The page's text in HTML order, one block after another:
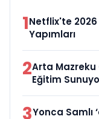
1Netflix'te 2026
Yapımları
2Arta Mazreku
Eğitim
3Yonca Samlı